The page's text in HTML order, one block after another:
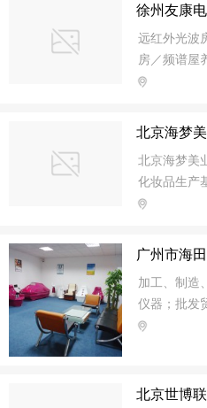
徐州友康
远红外光波
房／频谱屋
房
北京海梦
北京海梦美
化妆品生产
生系列产品
ISO9001质
证。2009
康日益严重
体经络学说
系列产品，
广州市海
加工、制造
仪器；批发
北京世博